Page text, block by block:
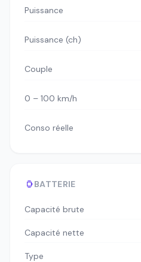
Puissance
Puissance (ch)
Couple
0 – 100 km/h
Conso réelle
BATTERIE
Capacité brute
Capacité nette
Type